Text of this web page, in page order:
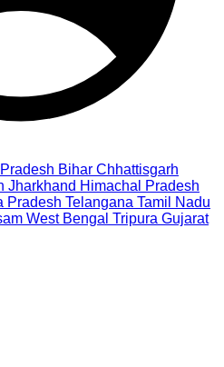
Bihar Chhattisgarh
Jharkhand Himachal Pradesh
Pradesh Telangana Tamil Nadu
West Bengal Tripura Gujarat